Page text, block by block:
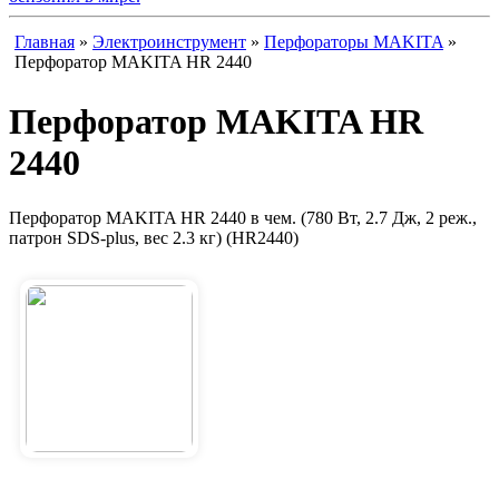
Главная » Электроинструмент » Перфораторы MAKITA »
Перфоратор MAKITA HR 2440
Перфоратор MAKITA HR
2440
Перфоратор MAKITA HR 2440 в чем. (780 Вт, 2.7 Дж, 2 реж.,
патрон SDS-plus, вес 2.3 кг) (HR2440)